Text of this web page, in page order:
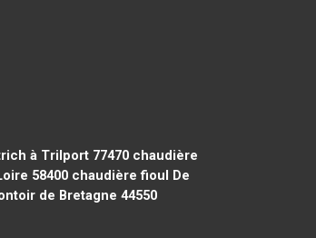
à Trilport 77470chaudière
58400chaudière fioul De
de Bretagne 44550